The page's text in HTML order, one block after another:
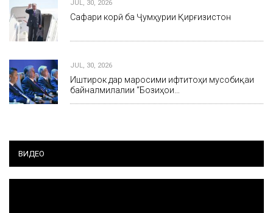
JUL, 30, 2026
Сафари корӣ ба Ҷумҳурии Қирғизистон
JUL, 30, 2026
Иштирок дар маросими ифтитоҳи мусобиқаи
байналмилалии “Бозиҳои…
ВИДЕО